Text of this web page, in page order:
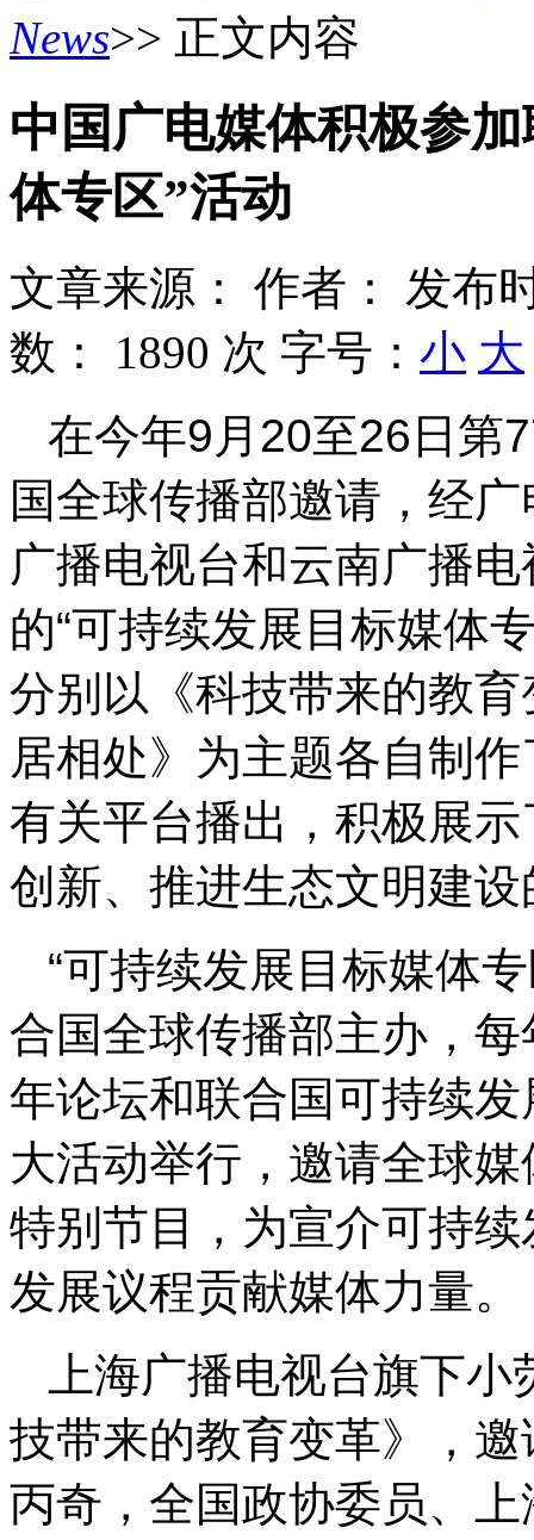
News>> 正文内容
中国广电媒体积极参
体专区”活动
文章来源： 作者：
发布
数： 1890 次 字号： 小 大
在今年9月20至26日第
国全球传播部邀请，经
广播电视台和云南广播
的“可持续发展目标媒体
分别以《科技带来的教
居相处》为主题各自制
有关平台播出，积极展
创新、推进生态文明建
“可持续发展目标媒体
合国全球传播部主办，
年论坛和联合国可持续
大活动举行，邀请全球
特别节目，为宣介可持
发展议程贡献媒体力量。
上海广播电视台旗下
技带来的教育变革》，
丙奇，全国政协委员、